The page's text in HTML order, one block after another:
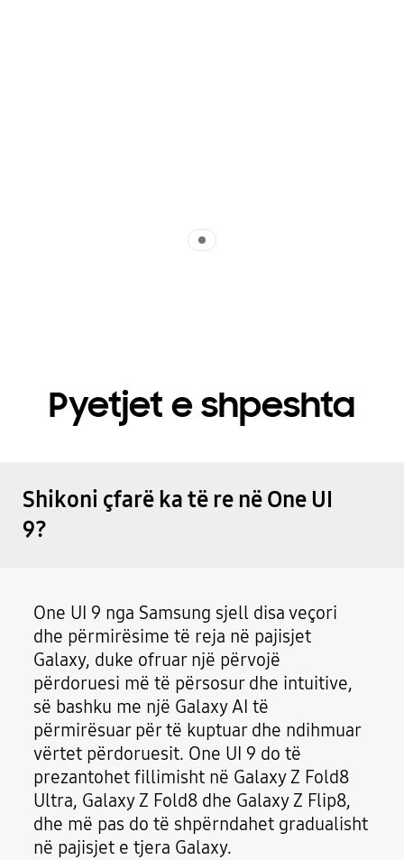
Pyetjet e shpeshta
Shikoni çfarë ka të re në One UI
9?
One UI 9 nga Samsung sjell disa veçori
dhe përmirësime të reja në pajisjet
Galaxy, duke ofruar një përvojë
përdoruesi më të përsosur dhe intuitive,
së bashku me një Galaxy AI të
përmirësuar për të kuptuar dhe ndihmuar
vërtet përdoruesit. One UI 9 do të
prezantohet fillimisht në Galaxy Z Fold8
Ultra, Galaxy Z Fold8 dhe Galaxy Z Flip8,
dhe më pas do të shpërndahet gradualisht
në pajisjet e tjera Galaxy.